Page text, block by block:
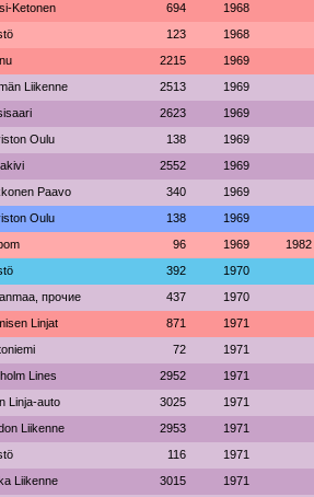
Ketonen 694 1968
123 1968
2215 1969
Liikenne 2513 1969
2623 1969
Oulu 138 1969
2552 1969
Paavo 340 1969
Oulu 138 1969
96 1969 1982
392 1970
прочие 437 1970
Linjat 871 1971
72 1971
Lines 2952 1971
Linja-auto 3025 1971
Liikenne 2953 1971
116 1971
Liikenne 3015 1971